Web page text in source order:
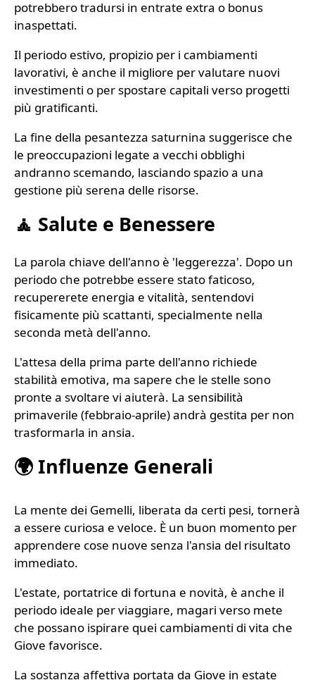
potrebbero tradursi in entrate extra o bonus
inaspettati.
Il periodo estivo, propizio per i cambiamenti
lavorativi, è anche il migliore per valutare nuovi
investimenti o per spostare capitali verso progetti
più gratificanti.
La fine della pesantezza saturnina suggerisce che
le preoccupazioni legate a vecchi obblighi
andranno scemando, lasciando spazio a una
gestione più serena delle risorse.
🧘 Salute e Benessere
La parola chiave dell'anno è 'leggerezza'. Dopo un
periodo che potrebbe essere stato faticoso,
recupererete energia e vitalità, sentendovi
fisicamente più scattanti, specialmente nella
seconda metà dell'anno.
L'attesa della prima parte dell'anno richiede
stabilità emotiva, ma sapere che le stelle sono
pronte a svoltare vi aiuterà. La sensibilità
primaverile (febbraio-aprile) andrà gestita per non
trasformarla in ansia.
🌍 Influenze Generali
La mente dei Gemelli, liberata da certi pesi, tornerà
a essere curiosa e veloce. È un buon momento per
apprendere cose nuove senza l'ansia del risultato
immediato.
L'estate, portatrice di fortuna e novità, è anche il
periodo ideale per viaggiare, magari verso mete
che possano ispirare quei cambiamenti di vita che
Giove favorisce.
La sostanza affettiva portata da Giove in estate